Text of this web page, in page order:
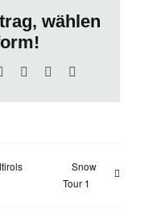
wählen
Pinterest Xing
Snow
Tour 1